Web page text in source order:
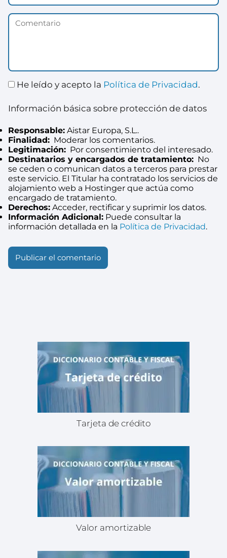
He leído y acepto la Política de Privacidad.
Información básica sobre protección de datos
Responsable: Aistar Europa, S.L..
Finalidad: Moderar los comentarios.
Legitimación: Por consentimiento del interesado.
Destinatarios y encargados de tratamiento: No
se ceden o comunican datos a terceros para prestar
este servicio. El Titular ha contratado los servicios de
alojamiento web a Hostinger que actúa como
encargado de tratamiento.
Derechos: Acceder, rectificar y suprimir los datos.
Información Adicional: Puede consultar la
información detallada en la Política de Privacidad.
Tarjeta de crédito
Valor amortizable